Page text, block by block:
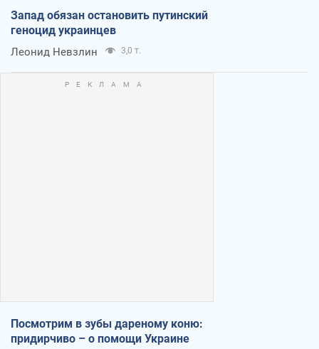
Запад обязан остановить путинский
геноцид украинцев
Леонид Невзлин 3,0 т.
Посмотрим в зубы дареному коню:
придирчиво – о помощи Украине